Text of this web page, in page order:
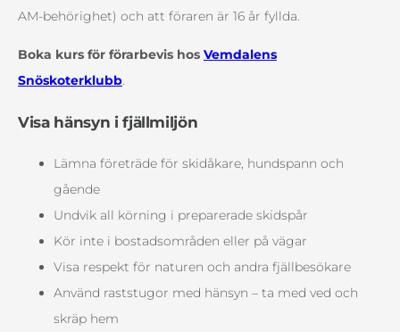
AM-behörighet) och att föraren är 16 år fyllda.
Boka kurs för förarbevis hos Vemdalens
Snöskoterklubb.
Visa hänsyn i fjällmiljön
Lämna företräde för skidåkare, hundspann och
gående
Undvik all körning i preparerade skidspår
Kör inte i bostadsområden eller på vägar
Visa respekt för naturen och andra fjällbesökare
Använd raststugor med hänsyn – ta med ved och
skräp hem